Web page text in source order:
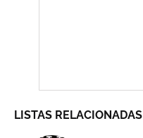
LISTAS RELACIONADAS